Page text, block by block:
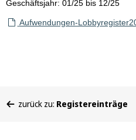
Geschäftsjahr: 01/25 bis 12/25
Aufwendungen-
befinden
zurück zu: Registereinträge